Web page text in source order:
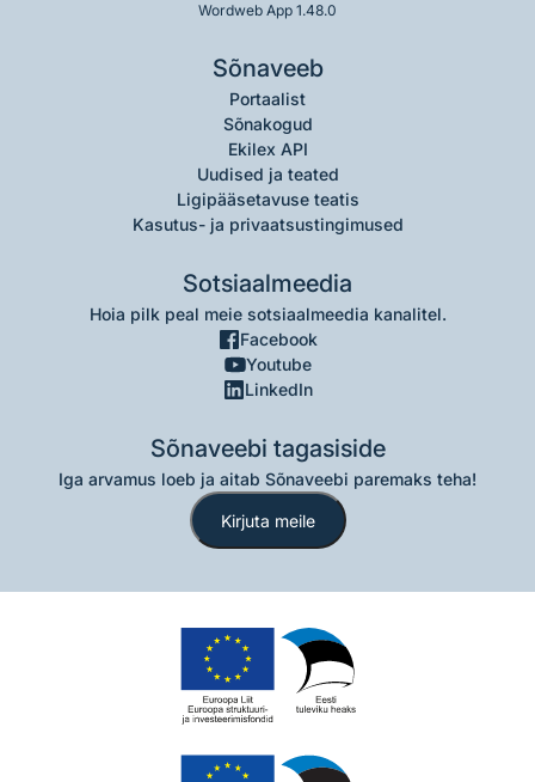
Wordweb App 1.48.0
Sõnaveeb
Portaalist
Sõnakogud
Ekilex API
Uudised ja teated
Ligipääsetavuse teatis
Kasutus- ja privaatsustingimused
Sotsiaalmeedia
Hoia pilk peal meie sotsiaalmeedia kanalitel.
Facebook
Youtube
LinkedIn
Sõnaveebi tagasiside
Iga arvamus loeb ja aitab Sõnaveebi paremaks teha!
Kirjuta meile